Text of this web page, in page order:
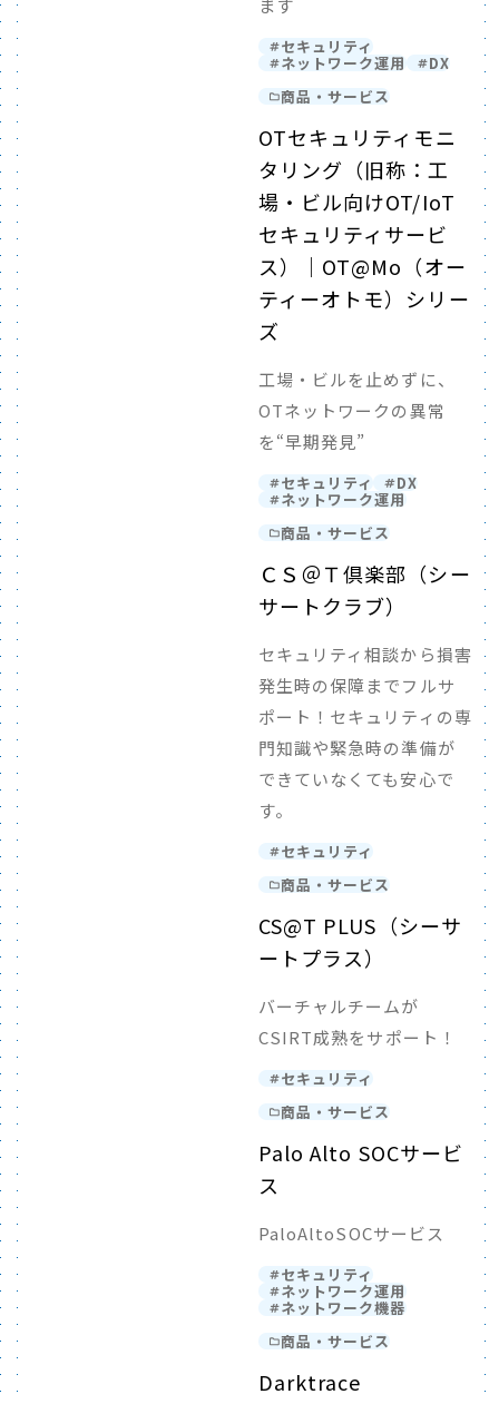
ます
セキュリティ
ネットワーク運用
DX
商品・サービス
OTセキュリティモニ
タリング（旧称：工
場・ビル向けOT/IoT
セキュリティサービ
ス）｜OT@Mo（オー
ティーオトモ）シリー
ズ
工場・ビルを止めずに、
OTネットワークの異常
を“早期発見”
セキュリティ DX
ネットワーク運用
商品・サービス
ＣＳ＠Ｔ倶楽部（シー
サートクラブ）
セキュリティ相談から損害
発生時の保障までフルサ
ポート！セキュリティの専
門知識や緊急時の準備が
できていなくても安心で
す。
セキュリティ
商品・サービス
CS@T PLUS（シーサ
ートプラス）
バーチャルチームが
CSIRT成熟をサポート！
セキュリティ
商品・サービス
Palo Alto SOCサービ
ス
PaloAltoSOCサービス
セキュリティ
ネットワーク運用
ネットワーク機器
商品・サービス
Darktrace